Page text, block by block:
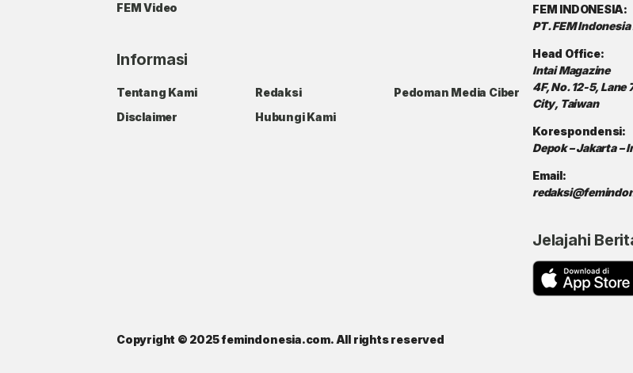
FEM Video
Informasi
Tentang Kami Redaksi
Pedoman Media Ciber
Disclaimer
Hubungi Kami
FEM INDONESIA:
PT. FEM
Head Office:
Intai Magazine
4F, No. 12-5, Lane
City, Taiwan
Korespondensi:
Depok – Jakarta –
Email:
Jelajahi
Copyright © 2025 femindonesia.com. All rights reserved